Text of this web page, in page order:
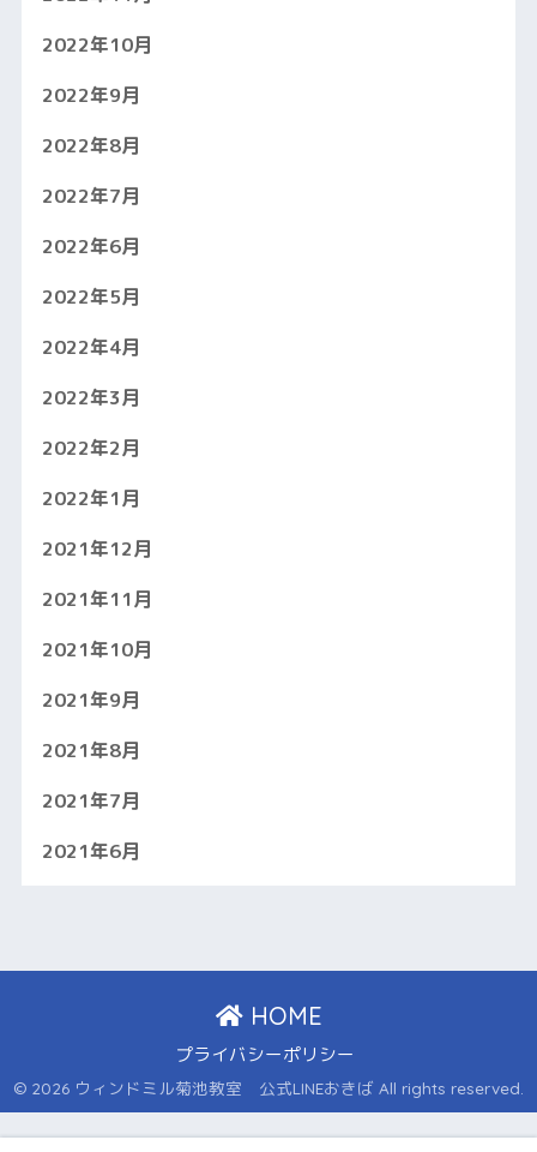
2022年10月
2022年9月
2022年8月
2022年7月
2022年6月
2022年5月
2022年4月
2022年3月
2022年2月
2022年1月
2021年12月
2021年11月
2021年10月
2021年9月
2021年8月
2021年7月
2021年6月
HOME
プライバシーポリシー
© 2026 ウィンドミル菊池教室 公式LINEおきば All rights reserved.